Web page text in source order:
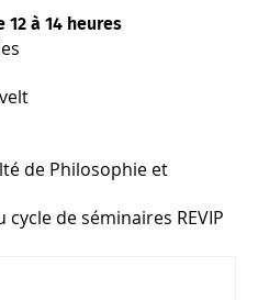
12 à 14 heures
de Philosophie et
cycle de séminaires REVIP